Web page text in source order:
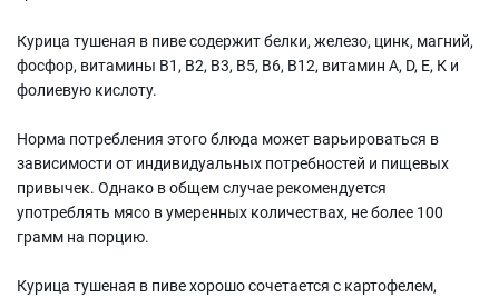
Курица тушеная в пиве содержит белки, железо, цинк, магний,
фосфор, витамины В1, В2, В3, В5, В6, В12, витамин А, D, Е, К и
фолиевую кислоту.
Норма потребления этого блюда может варьироваться в
зависимости от индивидуальных потребностей и пищевых
привычек. Однако в общем случае рекомендуется
употреблять мясо в умеренных количествах, не более 100
грамм на порцию.
Курица тушеная в пиве хорошо сочетается с картофелем,